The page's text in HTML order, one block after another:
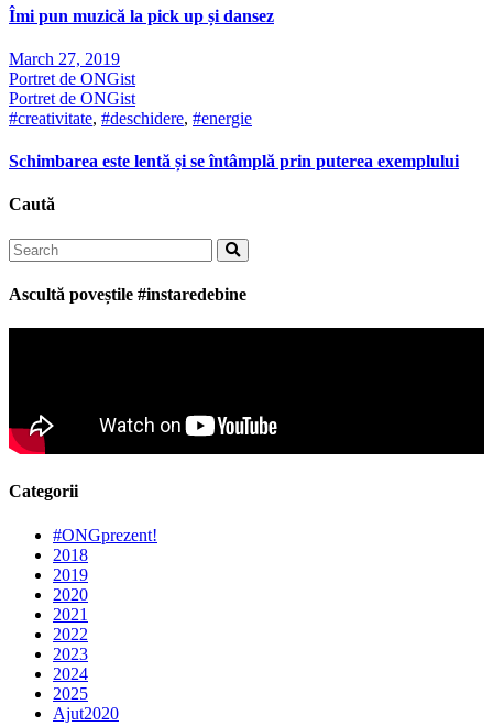
Îmi pun muzică la pick up și dansez
March 27, 2019
Portret de ONGist
Portret de ONGist
#creativitate, #deschidere, #energie
Schimbarea este lentă și se întâmplă prin puterea exemplului
Caută
Search
for:
Ascultă poveștile #instaredebine
Categorii
#ONGprezent!
2018
2019
2020
2021
2022
2023
2024
2025
Ajut2020